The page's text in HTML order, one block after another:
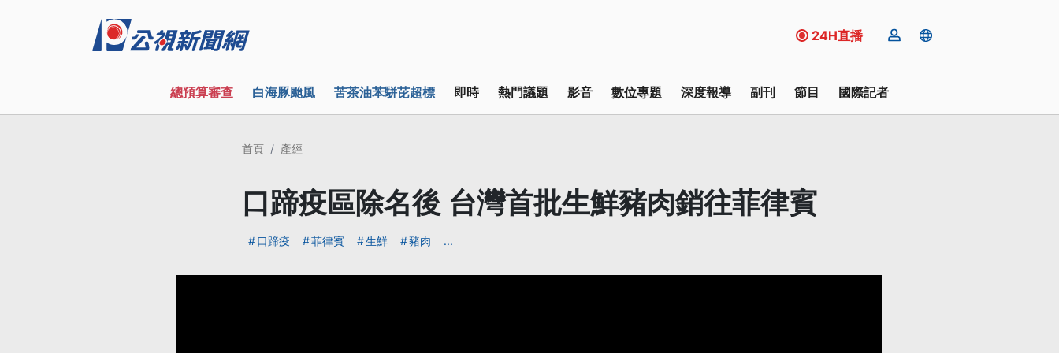
24H直播
總預算審查 白海豚颱風 苦茶油苯駢芘超標 即時 熱門議題 影音 數位專題 深度報導 副刊 節目 國際記者
首頁 產經
口蹄疫區除名後 台灣首批生鮮豬肉銷往菲律賓
口蹄疫 菲律賓 生鮮 豬肉 ...